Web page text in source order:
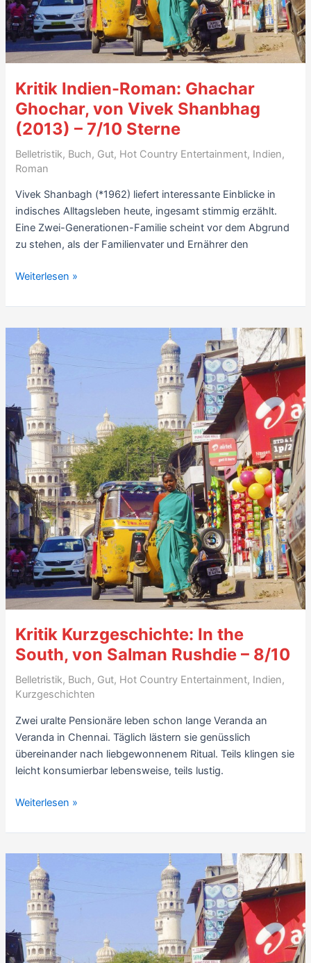
Kritik Indien-Roman: Ghachar
Ghochar, von Vivek Shanbhag
(2013) – 7/10 Sterne
Belletristik, Buch, Gut, Hot Country Entertainment, Indien,
Roman
Vivek Shanbagh (*1962) liefert interessante Einblicke in
indisches Alltagsleben heute, ingesamt stimmig erzählt.
Eine Zwei-Generationen-Familie scheint vor dem Abgrund
zu stehen, als der Familienvater und Ernährer den
Kritik
Roman:
Ghachar
Ghochar,
von
Vivek
Shanbhag
(2013)
–
7/10
Sterne
Weiterlesen »
Kritik Kurzgeschichte: In the
South, von Salman Rushdie – 8/10
Belletristik, Buch, Gut, Hot Country Entertainment, Indien,
Kurzgeschichten
Zwei uralte Pensionäre leben schon lange Veranda an
Veranda in Chennai. Täglich lästern sie genüsslich
übereinander nach liebgewonnenem Ritual. Teils klingen sie
leicht konsumierbar lebensweise, teils lustig.
Kritik
In
the
South,
von
Salman
Rushdie
–
8/10
Weiterlesen »